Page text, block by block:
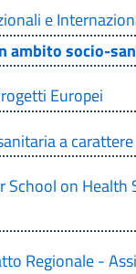
e
ambito socio-
Europei
a
School on Health
Regionale -